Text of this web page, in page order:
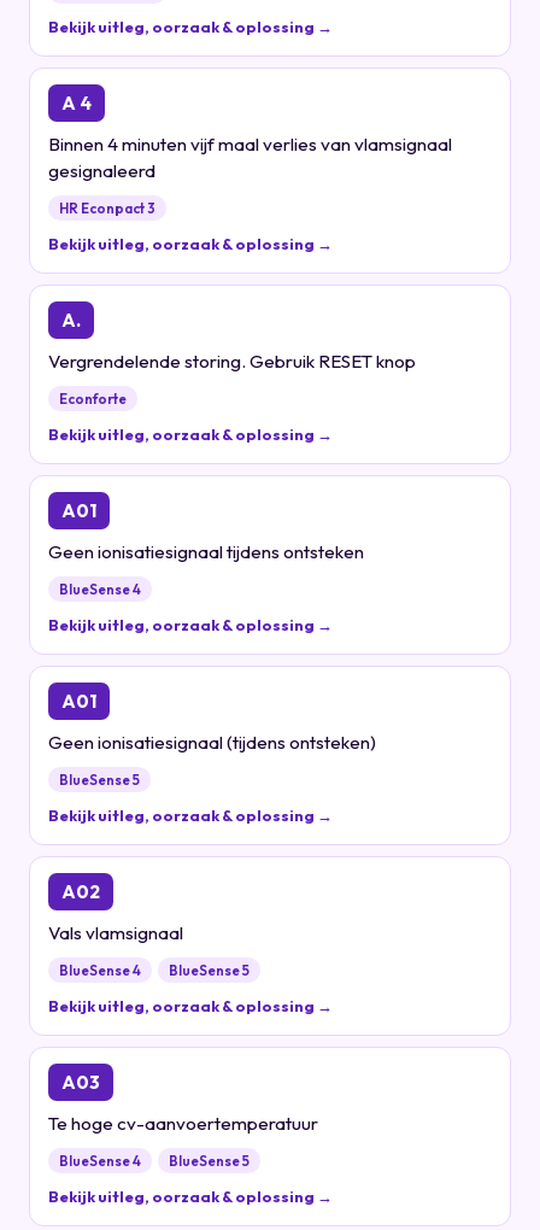
Bekijk uitleg, oorzaak & oplossing →
A 4
Binnen 4 minuten vijf maal verlies van vlamsignaal
gesignaleerd
HR Econpact 3
Bekijk uitleg, oorzaak & oplossing →
A.
Vergrendelende storing. Gebruik RESET knop
Econforte
Bekijk uitleg, oorzaak & oplossing →
A01
Geen ionisatiesignaal tijdens ontsteken
BlueSense 4
Bekijk uitleg, oorzaak & oplossing →
A01
Geen ionisatiesignaal (tijdens ontsteken)
BlueSense 5
Bekijk uitleg, oorzaak & oplossing →
A02
Vals vlamsignaal
BlueSense 4 BlueSense 5
Bekijk uitleg, oorzaak & oplossing →
A03
Te hoge cv-aanvoertemperatuur
BlueSense 4 BlueSense 5
Bekijk uitleg, oorzaak & oplossing →